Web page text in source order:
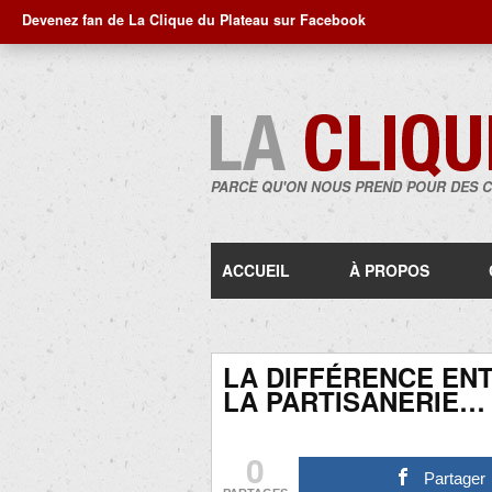
Devenez fan de La Clique du Plateau sur Facebook
PARCE QU'ON NOUS PREND POUR DES
ACCUEIL À PROPOS
LA DIFFÉRENCE
LA PARTISANERIE…
0 Partager